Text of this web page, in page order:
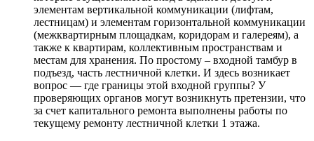
элементам вертикальной коммуникации (лифтам,
лестницам) и элементам горизонтальной коммуникации
(межквартирным площадкам, коридорам и галереям), а
также к квартирам, коллективным пространствам и
местам для хранения. По простому – входной тамбур в
подъезд, часть лестничной клетки. И здесь возникает
вопрос — где границы этой входной группы? У
проверяющих органов могут возникнуть претензии, что
за счет капитального ремонта выполнены работы по
текущему ремонту лестничной клетки 1 этажа.